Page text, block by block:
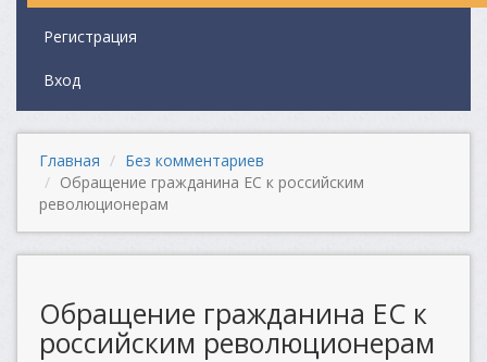
Регистрация
Вход
Главная
Без комментариев
Обращение гражданина ЕС к российским
революционерам
Обращение гражданина ЕС к
российским революционерам